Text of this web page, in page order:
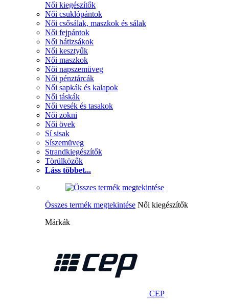
Női kiegészítők
Női csuklópántok
Női csősálak, maszkok és sálak
Női fejpántok
Női hátizsákok
Női kesztyűk
Női maszkok
Női napszemüveg
Női pénztárcák
Női sapkák és kalapok
Női táskák
Női vesék és tasakok
Női zokni
Női övek
Sí sisak
Síszemüveg
Strandkiegészítők
Törülközők
Láss többet...
Összes termék megtekintése Női kiegészítők
Márkák
CEP